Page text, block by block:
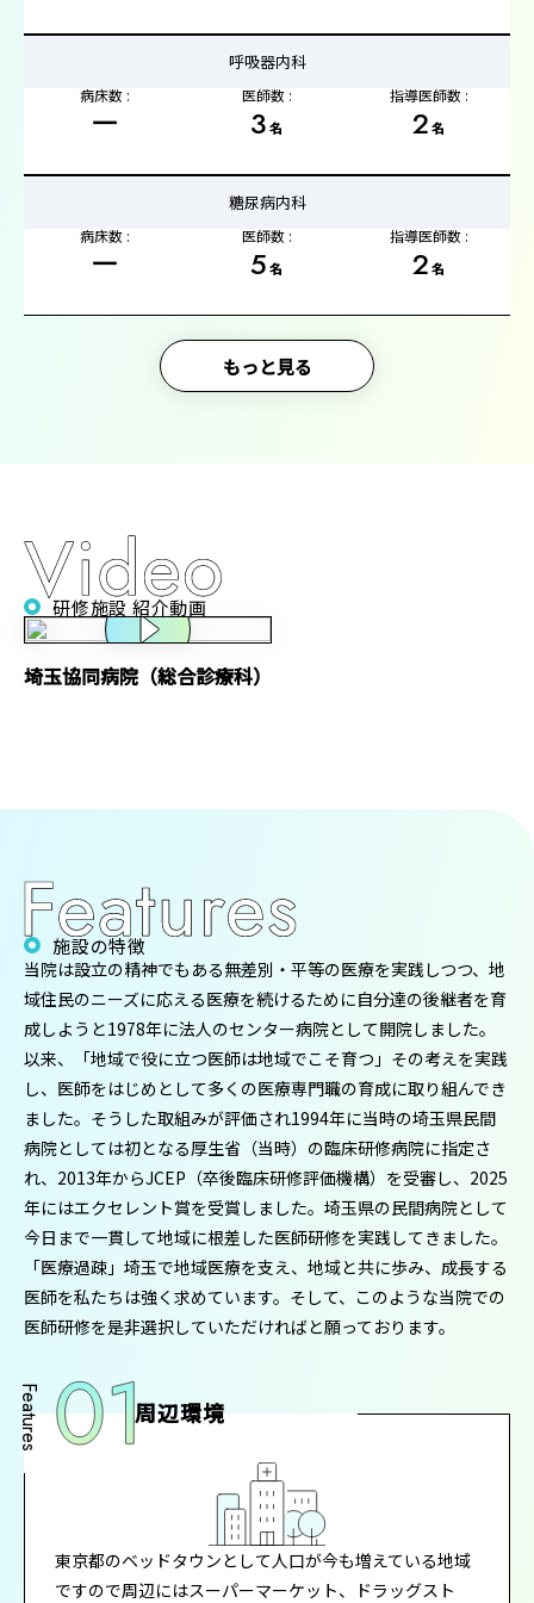
呼吸器内科
病床数 :
ー
医師数 :
3 名
指導医師数 :
2 名
糖尿病内科
病床数 :
ー
医師数 :
5 名
指導医師数 :
2 名
もっと見る
研修施設 紹介動画
埼玉協同病院（総合診療科）
施設の特徴
当院は設立の精神でもある無差別・平等の医療を実践しつつ、地
域住民のニーズに応える医療を続けるために自分達の後継者を育
成しようと1978年に法人のセンター病院として開院しました。
以来、「地域で役に立つ医師は地域でこそ育つ」その考えを実践
し、医師をはじめとして多くの医療専門職の育成に取り組んでき
ました。そうした取組みが評価され1994年に当時の埼玉県民間
病院としては初となる厚生省（当時）の臨床研修病院に指定さ
れ、2013年からJCEP（卒後臨床研修評価機構）を受審し、2025
年にはエクセレント賞を受賞しました。埼玉県の民間病院として
今日まで一貫して地域に根差した医師研修を実践してきました。
「医療過疎」埼玉で地域医療を支え、地域と共に歩み、成長する
医師を私たちは強く求めています。そして、このような当院での
医師研修を是非選択していただければと願っております。
周辺環境
東京都のベッドタウンとして人口が今も増えている地域
ですので周辺にはスーパーマーケット、ドラッグスト